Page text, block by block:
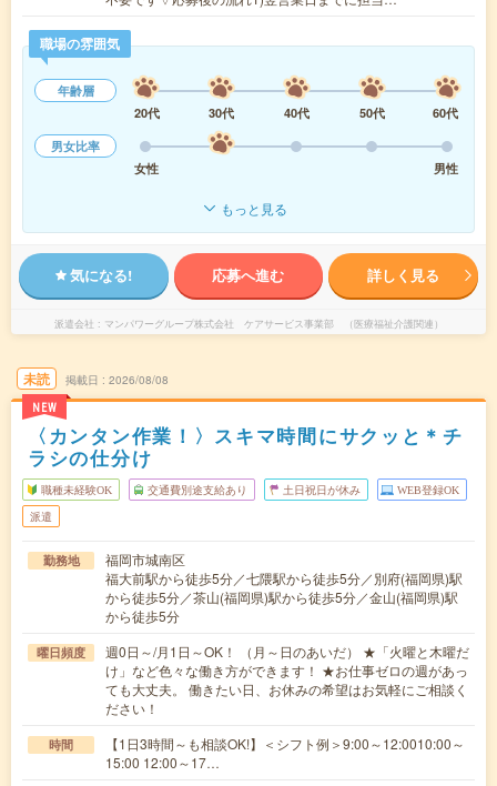
職場の雰囲気
年齢層
20代
30代 40代 50代
60代
男女比率
女性
男性
もっと見る
気になる! 応募へ進む 詳しく見る
派遣会社 マンパワーグループ株式会社 ケアサービス事業部 （医療福祉介護関連）
未読
NEW
掲載日 2026/08/08
〈カンタン作業！〉スキマ時間にサクッと＊チ
ラシの仕分け
職種未経験OK 交通費別途支給あり 土日祝日が休み WEB登録OK
派遣
勤務地
福岡市城南区
福大前駅から徒歩5分／七隈駅から徒歩5分／別府(福岡県)駅
から徒歩5分／茶山(福岡県)駅から徒歩5分／金山(福岡県)駅
から徒歩5分
曜日頻度
週0日～/月1日～OK！ （月～日のあいだ） ★「火曜と木曜だ
け」など色々な働き方ができます！ ★お仕事ゼロの週があっ
ても大丈夫。 働きたい日、お休みの希望はお気軽にご相談く
ださい！
時間
【1日3時間～も相談OK!】＜シフト例＞9:00～12:0010:00～
15:00 12:00～17…